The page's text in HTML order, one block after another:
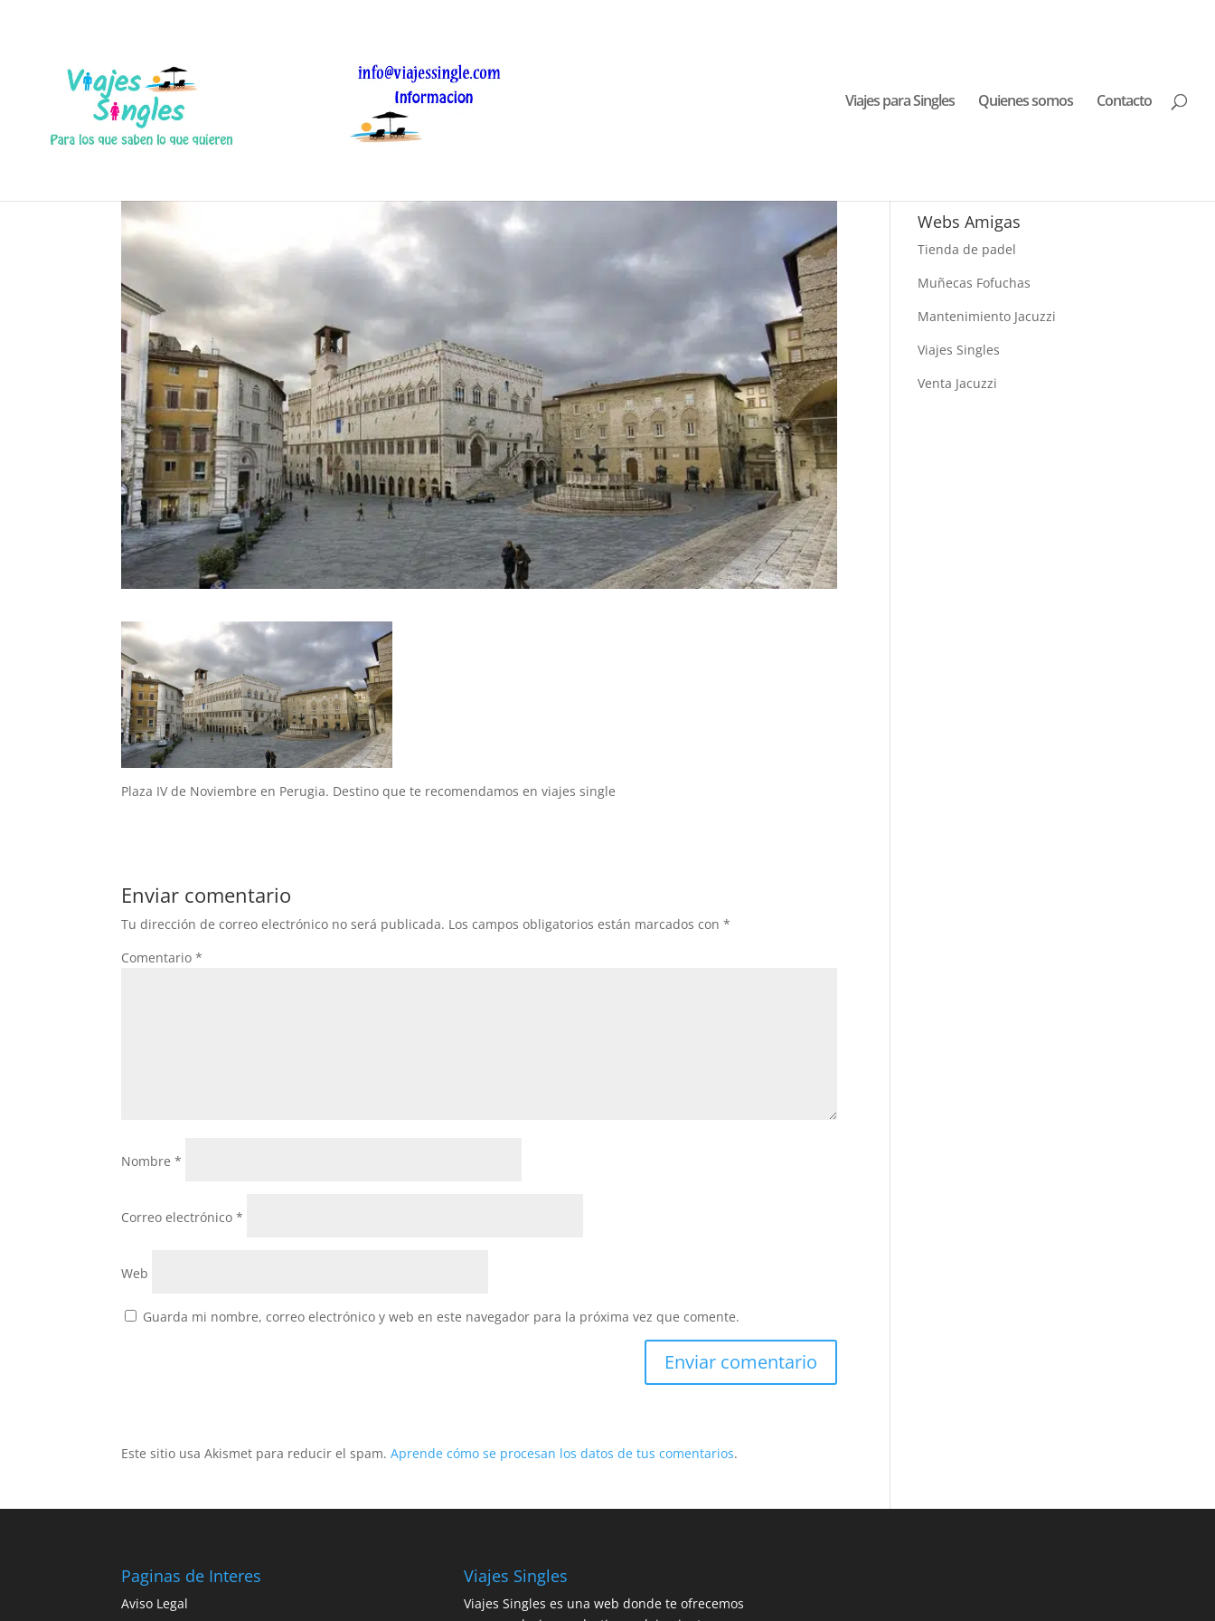
Viajes para Singles Quienes somos Contacto
plaza-iv-de-noviembre-en-perugia
Plaza IV de Noviembre en Perugia. Destino que te recomendamos en viajes single
Enviar comentario
Tu dirección de correo electrónico no será publicada. Los campos obligatorios están marcados con*
Comentario*
Nombre*
Correo electrónico*
Web
Guarda mi nombre, correo electrónico y web en este navegador para la próxima vez que comente.
Este sitio usa Akismet para reducir el spam.Aprende cómo se procesan los datos de tus comentarios.
Webs Amigas
Tienda de padel
Muñecas Fofuchas
Mantenimiento Jacuzzi
Viajes Singles
Venta Jacuzzi
Paginas de Interes
Aviso Legal
Viajes Singles
Viajes Singles es una web donde te ofrecemos